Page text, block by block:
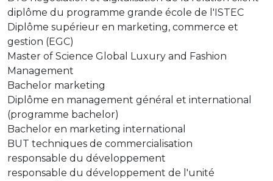
diplôme du programme grande école de l'ISTEC
Diplôme supérieur en marketing, commerce et
gestion (EGC)
Master of Science Global Luxury and Fashion
Management
Bachelor marketing
Diplôme en management général et international
(programme bachelor)
Bachelor en marketing international
BUT techniques de commercialisation
responsable du développement
responsable du développement de l'unité